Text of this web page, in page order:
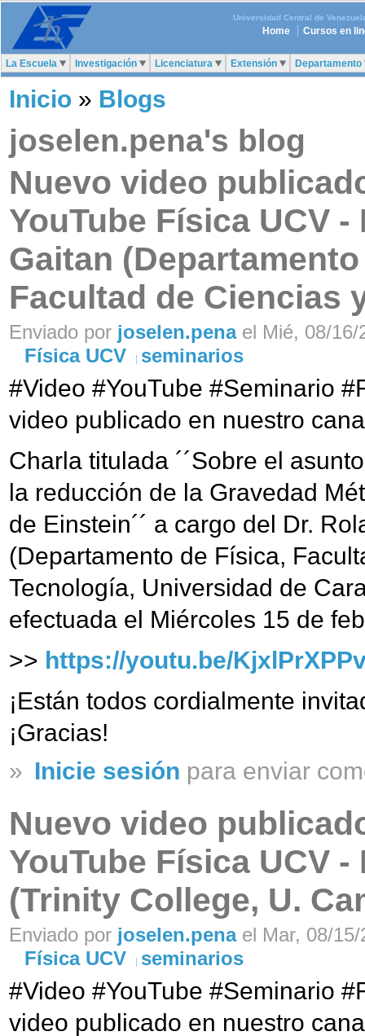
Universidad Central de
Home Cursos en
La Escuela Investigación Licenciatura Extensión Departamento
Inicio » Blogs
joselen.pena's blog
Nuevo video
YouTube Física UCV -
Gaitan
Facultad de Ciencias
Enviado por joselen.penael Mié, 08/16/
Física UCV
seminarios
#Video #YouTube #Seminario
video publicado en nuestro
Charla titulada ´´Sobre el
la reducción de la Gravedad
de Einstein´´ a cargo del Dr.
(Departamento de Física,
Tecnología, Universidad de
efectuada el Miércoles 15 de
>> https://youtu.be/
¡Están todos cordialmente
¡Gracias!
» Inicie sesión para enviar
Nuevo video
YouTube Física UCV
(Trinity College, U.
Enviado por joselen.penael Mar, 08/15/
Física UCV
seminarios
#Video #YouTube #Seminario
video publicado en nuestro